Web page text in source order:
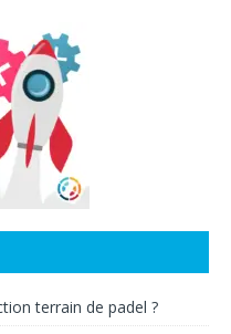
terrain de padel ?